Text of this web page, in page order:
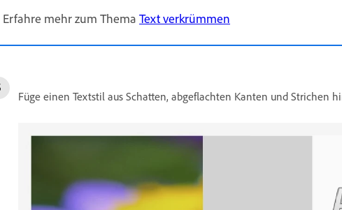
Erfahre mehr zum Thema Text verkrümmen
Füge einen Textstil aus Schatten, abgeflachten Kanten und Strichen